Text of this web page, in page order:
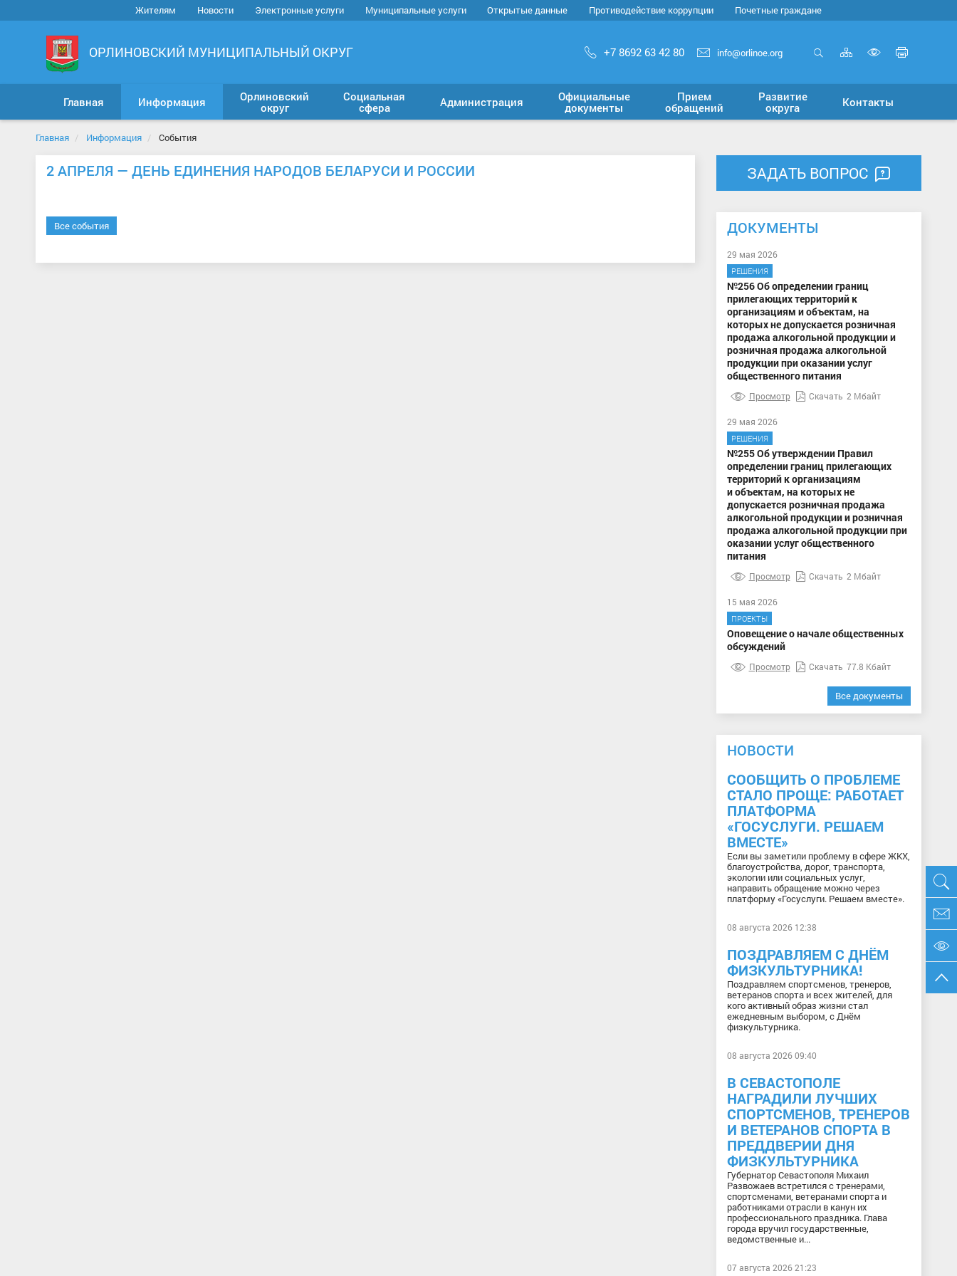
Жителям Новости Электронные услуги Муниципальные услуги Открытые данные Противодействие коррупции Почетные граждане
ОРЛИНОВСКИЙ МУНИЦИПАЛЬНЫЙ ОКРУГ +7 8692 63 42 80 info@orlinoe.org Карта
сайта
версию
для
Главная Информация
Орлиновский
округ
Социальная
сфера
Администрация
Официальные
документы
Прием
обращений
Развитие
округа
Контакты
Главная Информация События
2 АПРЕЛЯ — ДЕНЬ ЕДИНЕНИЯ НАРОДОВ БЕЛАРУСИ И РОССИИ
Все события
ЗАДАТЬ ВОПРОС
ДОКУМЕНТЫ
29 мая 2026
РЕШЕНИЯ
№256 Об определении границ
прилегающих территорий к
организациям и объектам, на
которых не допускается розничная
продажа алкогольной продукции и
розничная продажа алкогольной
продукции при оказании услуг
общественного питания
Просмотр Скачать 2 Мбайт
29 мая 2026
РЕШЕНИЯ
№255 Об утверждении Правил
определении границ прилегающих
территорий к организациям
и объектам, на которых не
допускается розничная продажа
алкогольной продукции и розничная
продажа алкогольной продукции при
оказании услуг общественного
питания
Просмотр Скачать 2 Мбайт
15 мая 2026
ПРОЕКТЫ
Оповещение о начале общественных
обсуждений
Просмотр Скачать 77.8 Кбайт
Все документы
НОВОСТИ
СООБЩИТЬ О ПРОБЛЕМЕ
СТАЛО ПРОЩЕ: РАБОТАЕТ
ПЛАТФОРМА
«ГОСУСЛУГИ. РЕШАЕМ
ВМЕСТЕ»
Если вы заметили проблему в сфере ЖКХ,
благоустройства, дорог, транспорта,
экологии или социальных услуг,
направить обращение можно через
платформу «Госуслуги. Решаем вместе».
08 августа 2026 12:38
ПОЗДРАВЛЯЕМ С ДНЁМ
ФИЗКУЛЬТУРНИКА!
Поздравляем спортсменов, тренеров,
ветеранов спорта и всех жителей, для
кого активный образ жизни стал
ежедневным выбором, с Днём
физкультурника.
08 августа 2026 09:40
В СЕВАСТОПОЛЕ
НАГРАДИЛИ ЛУЧШИХ
СПОРТСМЕНОВ, ТРЕНЕРОВ
И ВЕТЕРАНОВ СПОРТА В
ПРЕДДВЕРИИ ДНЯ
ФИЗКУЛЬТУРНИКА
Губернатор Севастополя Михаил
Развожаев встретился с тренерами,
спортсменами, ветеранами спорта и
работниками отрасли в канун их
профессионального праздника. Глава
города вручил государственные,
ведомственные и...
07 августа 2026 21:23